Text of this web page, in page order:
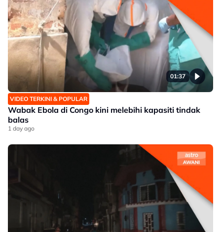
01:37
VIDEO TERKINI & POPULAR
Wabak Ebola di Congo kini melebihi kapasiti tindak
balas
1 day ago